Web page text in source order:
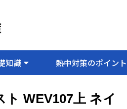
知識 熱中対策のポイント
WEV107上 ネイ